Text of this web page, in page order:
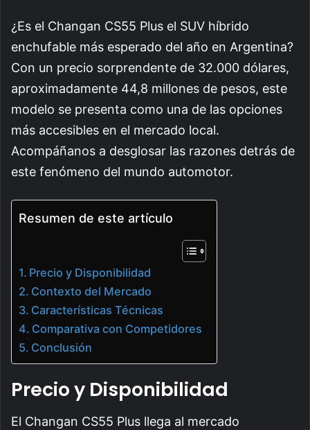
¿Es el Changan CS55 Plus el SUV híbrido
enchufable más esperado del año en Argentina?
Con un precio sorprendente de 32.000 dólares,
aproximadamente 44,8 millones de pesos, este
modelo se presenta como una de las opciones
más accesibles en el mercado local.
Acompáñanos a desglosar las razones detrás de
este fenómeno del mundo automotor.
Resumen de este artículo
Precio y Disponibilidad
Contexto del Mercado
Características Técnicas
Comparativa con Competidores
Conclusión
Precio y Disponibilidad
El Changan CS55 Plus llega al mercado